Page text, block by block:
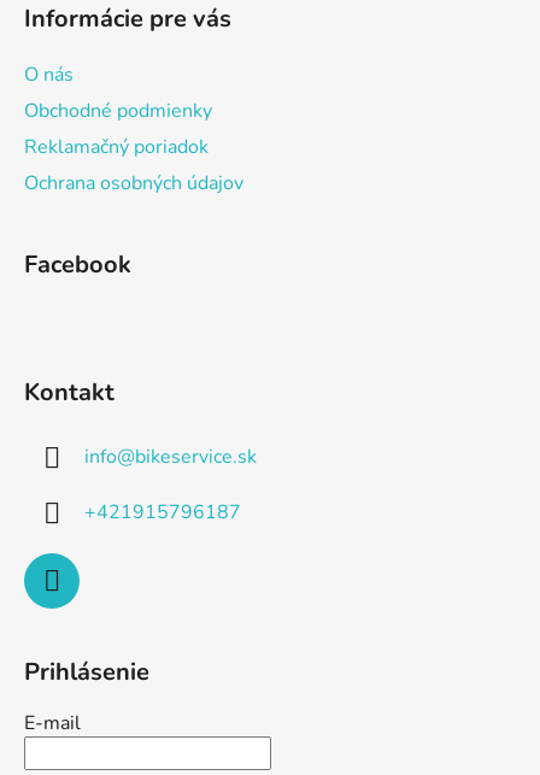
Informácie pre vás
O nás
Obchodné podmienky
Reklamačný poriadok
Ochrana osobných údajov
Facebook
Kontakt
info@bikeservice.sk
+421915796187
Prihlásenie
E-mail